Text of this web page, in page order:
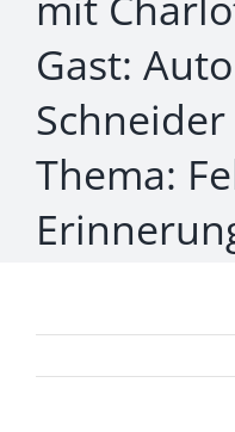
Gast:
Thema: